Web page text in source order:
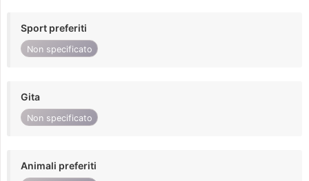
Sport preferiti
Non specificato
Gita
Non specificato
Animali preferiti